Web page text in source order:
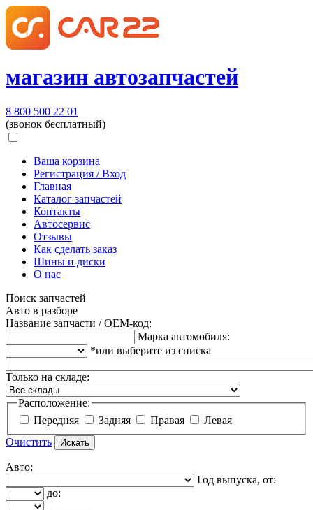
магазин автозапчастей
8 800 500 22 01
(звонок бесплатный)
Ваша корзина
Регистрация / Вход
Главная
Каталог запчастей
Контакты
Автосервис
Отзывы
Как сделать заказ
Шины и диски
О нас
Поиск запчастей
Авто в разборе
Название запчасти / OEM-код:
Марка автомобиля:
*или выберите из списка
Только на складе:
Расположение:
Передняя
Задняя Правая
Левая
Очистить
Авто:
Год выпуска, от:
до: